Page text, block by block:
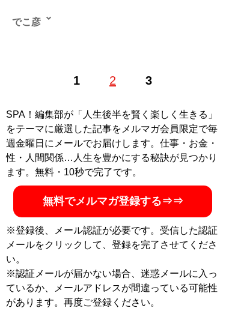
1 2 3
でこ彦
』で「グラデセダイ」を連載中。好きな食べ物はいち
記事一覧へ
SPA！編集部が「人生後半を賢く楽しく生きる」
をテーマに厳選した記事をメルマガ会員限定で毎
週金曜日にメールでお届けします。仕事・お金・
性・人間関係…人生を豊かにする秘訣が見つかり
ます。無料・10秒で完了です。
無料でメルマガ登録する⇒⇒
※登録後、メール認証が必要です。受信した認証
メールをクリックして、登録を完了させてくださ
い。
※認証メールが届かない場合、迷惑メールに入っ
ているか、メールアドレスが間違っている可能性
があります。再度ご登録ください。